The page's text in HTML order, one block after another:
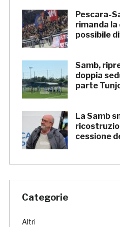
Pescara-
rimanda la
possibile
Samb,
doppia
parte
La Samb
cessione
Categorie
Altri